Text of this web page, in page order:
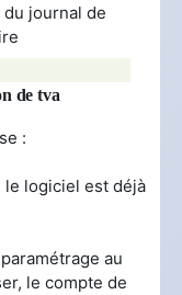
journal de
de tva
:
le logiciel est déjà
au
le compte de